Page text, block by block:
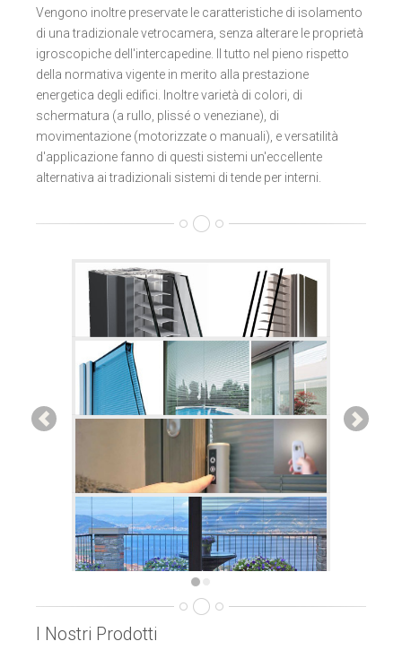
Vengono inoltre preservate le caratteristiche di isolamento
di una tradizionale vetrocamera, senza alterare le proprietà
igroscopiche dell'intercapedine. Il tutto nel pieno rispetto
della normativa vigente in merito alla prestazione
energetica degli edifici. Inoltre varietà di colori, di
schermatura (a rullo, plissé o veneziane), di
movimentazione (motorizzate o manuali), e versatilità
d'applicazione fanno di questi sistemi un'eccellente
alternativa ai tradizionali sistemi di tende per interni.
I Nostri Prodotti